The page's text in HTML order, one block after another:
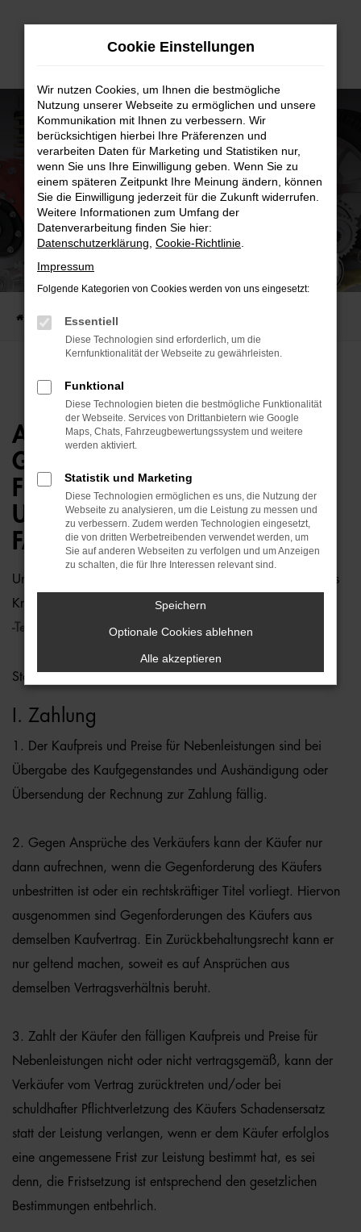
Zum
ALLGEMEINE GESCHÄFTSBEDINGUNG
TEILE
Startseite AGB - Teile
ALLGEMEINE
GESCHÄFTSBEDINGUNGEN
FÜR DEN VERKAUF NEUER
UND GEBRAUCHTER
FAHRZEUGTEILE
Unverbindliche Empfehlung des Zentralverbandes Deutsches
Kraftfahrzeuggewerbe e. V. (ZDK)
-Teileverkaufsbedingungen-
Stand: 01/2022
I. Zahlung
1. Der Kaufpreis und Preise für Nebenleistungen sind bei
Übergabe des Kaufgegenstandes und Aushändigung oder
Übersendung der Rechnung zur Zahlung fällig.
2. Gegen Ansprüche des Verkäufers kann der Käufer nur
dann aufrechnen, wenn die Gegenforderung des Käufers
unbestritten ist oder ein rechtskräftiger Titel vorliegt. Hiervon
ausgenommen sind Gegenforderungen des Käufers aus
demselben Kaufvertrag. Ein Zurückbehaltungsrecht kann er
nur geltend machen, soweit es auf Ansprüchen aus
demselben Vertragsverhältnis beruht.
3. Zahlt der Käufer den fälligen Kaufpreis und Preise für
Nebenleistungen nicht oder nicht vertragsgemäß, kann der
Verkäufer vom Vertrag zurücktreten und/oder bei
schuldhafter Pflichtverletzung des Käufers Schadensersatz
statt der Leistung verlangen, wenn er dem Käufer erfolglos
eine angemessene Frist zur Leistung bestimmt hat, es sei
denn, die Fristsetzung ist entsprechend den gesetzlichen
Bestimmungen entbehrlich.
Cookie Einstellungen
Wir nutzen Cookies, um Ihnen die bestmögliche
Nutzung unserer Webseite zu ermöglichen und unsere
Kommunikation mit Ihnen zu verbessern. Wir
berücksichtigen hierbei Ihre Präferenzen und
verarbeiten Daten für Marketing und Statistiken nur,
wenn Sie uns Ihre Einwilligung geben. Wenn Sie zu
einem späteren Zeitpunkt Ihre Meinung ändern, können
Sie die Einwilligung jederzeit für die Zukunft widerrufen.
Weitere Informationen zum Umfang der
Datenverarbeitung finden Sie hier:
Datenschutzerklärung Cookie-Richtlinie
Impressum
Folgende Kategorien von Cookies werden von uns eingesetzt:
Essentiell
Diese Technologien sind erforderlich, um die
Kernfunktionalität der Webseite zu gewährleisten.
Funktional
Diese Technologien bieten die bestmögliche Funktionalität
der Webseite. Services von Drittanbietern wie Google
Maps, Chats, Fahrzeugbewertungssystem und weitere
werden aktiviert.
Statistik und Marketing
Diese Technologien ermöglichen es uns, die Nutzung der
Webseite zu analysieren, um die Leistung zu messen und
zu verbessern. Zudem werden Technologien eingesetzt,
die von dritten Werbetreibenden verwendet werden, um
Sie auf anderen Webseiten zu verfolgen und um Anzeigen
zu schalten, die für Ihre Interessen relevant sind.
Speichern
Optionale Cookies ablehnen
Alle akzeptieren